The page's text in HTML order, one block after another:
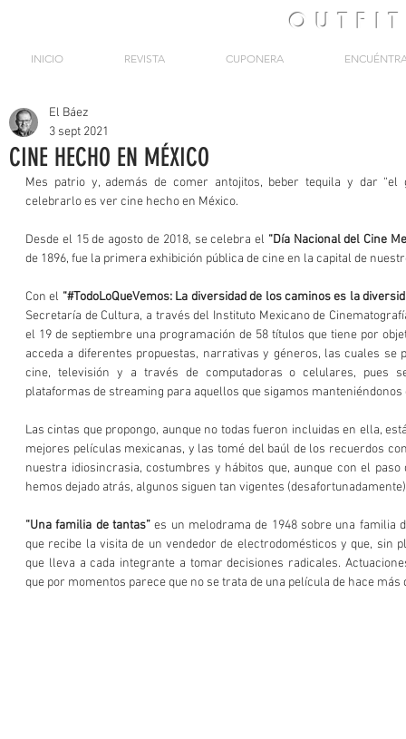
OUTFIT
INICIO REVISTA CUPONERA
CINE HECHO EN MÉXICO
El Báez
3 sept 2021
Mes patrio y, además de comer antojitos, beber tequila y dar “el
celebrarlo es ver cine hecho en México.
Desde el 15 de agosto de 2018, se celebra el “Día Nacional del Cine
de 1896, fue la primera exhibición pública de cine en la capital de
Con el “#TodoLoQueVemos: La diversidad de los caminos es la
Secretaría de Cultura, a través del Instituto Mexicano de
el 19 de septiembre una programación de 58 títulos que tiene por
acceda a diferentes propuestas, narrativas y géneros, las cuales se
cine, televisión y a través de computadoras o celulares, pues
plataformas de streaming para aquellos que sigamos
Las cintas que propongo, aunque no todas fueron incluidas en ella,
mejores películas mexicanas, y las tomé del baúl de los recuerdos
nuestra idiosincrasia, costumbres y hábitos que, aunque con el
hemos dejado atrás, algunos siguen tan vigentes
“Una familia de tantas” es un melodrama de 1948 sobre una familia
que recibe la visita de un vendedor de electrodomésticos y que, sin
que lleva a cada integrante a tomar decisiones radicales.
que por momentos parece que no se trata de una película de hace más